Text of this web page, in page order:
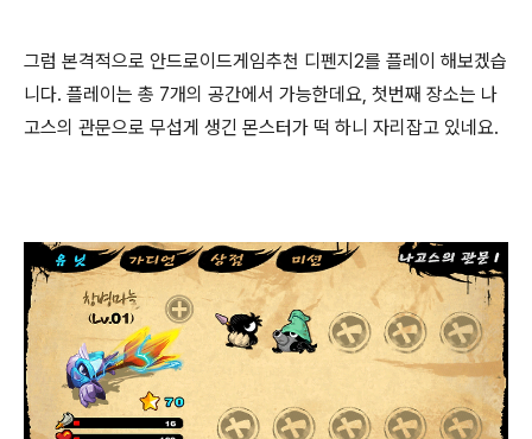
그럼 본격적으로 안드로이드게임추천 디펜지2를 플레이 해보겠습
니다. 플레이는 총 7개의 공간에서 가능한데요, 첫번째 장소는 나
고스의 관문으로 무섭게 생긴 몬스터가 떡 하니 자리잡고 있네요.